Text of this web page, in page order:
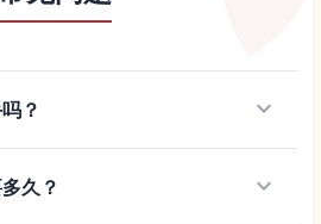
？ keyboard_arrow_down
久？ keyboard_arrow_down